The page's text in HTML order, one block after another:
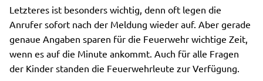
Letzteres ist besonders wichtig, denn oft legen die
Anrufer sofort nach der Meldung wieder auf. Aber gerade
genaue Angaben sparen für die Feuerwehr wichtige Zeit,
wenn es auf die Minute ankommt. Auch für alle Fragen
der Kinder standen die Feuerwehrleute zur Verfügung.